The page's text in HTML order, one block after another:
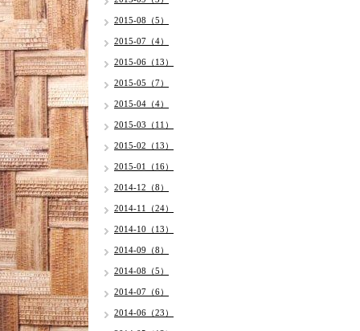
2015-08（5）
2015-07（4）
2015-06（13）
2015-05（7）
2015-04（4）
2015-03（11）
2015-02（13）
2015-01（16）
2014-12（8）
2014-11（24）
2014-10（13）
2014-09（8）
2014-08（5）
2014-07（6）
2014-06（23）